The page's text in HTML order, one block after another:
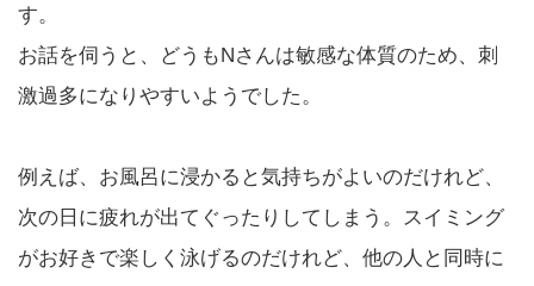
す。
お話を伺うと、どうもNさんは敏感な体質のため、刺
激過多になりやすいようでした。
例えば、お風呂に浸かると気持ちがよいのだけれど、
次の日に疲れが出てぐったりしてしまう。スイミング
がお好きで楽しく泳げるのだけれど、他の人と同時に